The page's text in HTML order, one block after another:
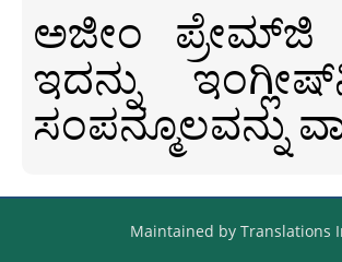
ಅಜೀಂ
ಇದನ್ನು
ಸಂಪನ್ಮೂಲವನ್ನು
Maintained by Translations